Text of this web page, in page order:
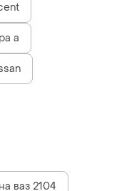
а
ваз 2104